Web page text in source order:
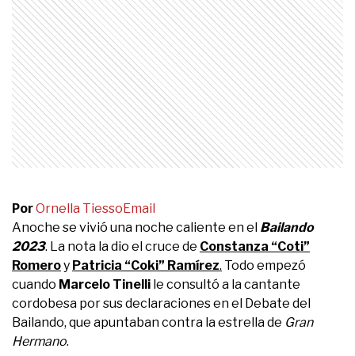
PorOrnella TiessoEmail
Anoche se vivió una noche caliente en el Bailando
2023. La nota la dio el cruce de Constanza “Coti”
Romeroy Patricia “Coki” Ramírez. Todo empezó
cuando Marcelo Tinelli le consultó a la cantante
cordobesa por sus declaraciones en el Debate del
Bailando, que apuntaban contra la estrella de Gran
Hermano.